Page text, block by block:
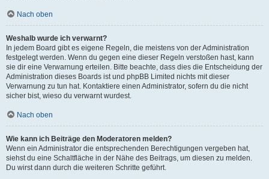
Nach oben
Weshalb wurde ich verwarnt?
In jedem Board gibt es eigene Regeln, die meistens von der Administration
festgelegt werden. Wenn du gegen eine dieser Regeln verstoßen hast, kann
sie dir eine Verwarnung erteilen. Bitte beachte, dass dies die Entscheidung der
Administration dieses Boards ist und phpBB Limited nichts mit dieser
Verwarnung zu tun hat. Kontaktiere einen Administrator, sofern du die nicht
sicher bist, wieso du verwarnt wurdest.
Nach oben
Wie kann ich Beiträge den Moderatoren melden?
Wenn ein Administrator die entsprechenden Berechtigungen vergeben hat,
siehst du eine Schaltfläche in der Nähe des Beitrags, um diesen zu melden.
Du wirst dann durch die weiteren Schritte geführt.